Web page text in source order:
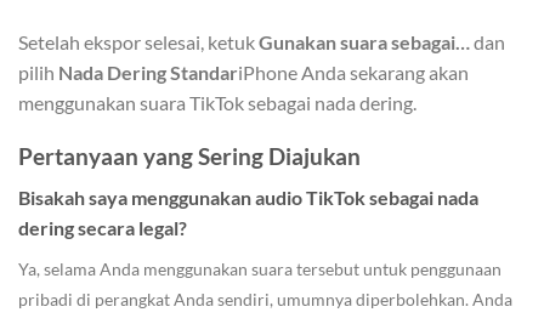
Setelah ekspor selesai, ketukGunakan suara sebagai…
dan
pilih Nada Dering StandariPhone Anda sekarang akan
menggunakan suara TikTok sebagai nada dering.
Pertanyaan yang Sering Diajukan
Bisakah saya menggunakan audio TikTok sebagai nada
dering secara legal?
Ya, selama Anda menggunakan suara tersebut untuk penggunaan
pribadi di perangkat Anda sendiri, umumnya diperbolehkan. Anda